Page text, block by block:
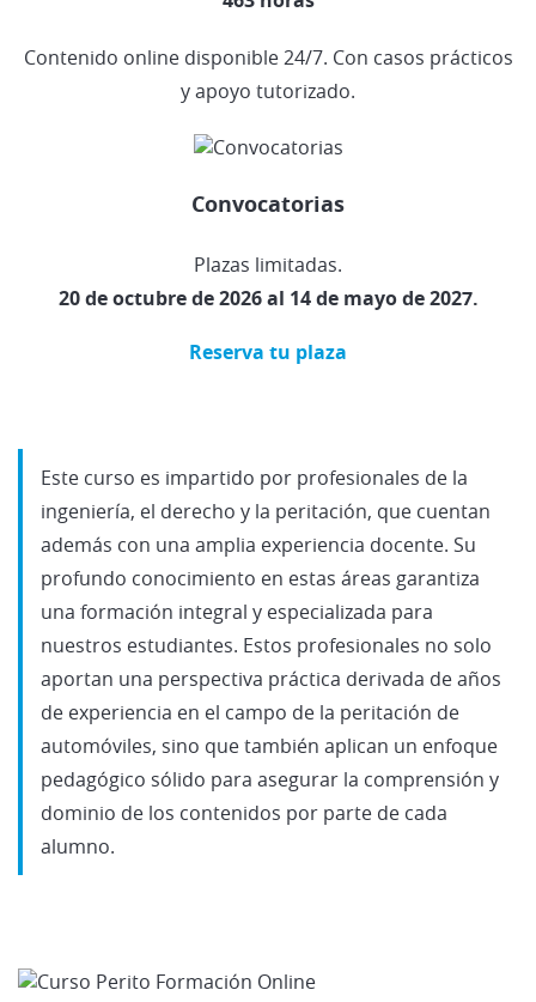
Contenido online disponible 24/7. Con casos prácticos
y apoyo tutorizado.
Convocatorias
Plazas limitadas.
20 de octubre de 2026 al 14 de mayo de 2027.
Reserva tu plaza
Este curso es impartido por profesionales de la
ingeniería, el derecho y la peritación, que cuentan
además con una amplia experiencia docente. Su
profundo conocimiento en estas áreas garantiza
una formación integral y especializada para
nuestros estudiantes. Estos profesionales no solo
aportan una perspectiva práctica derivada de años
de experiencia en el campo de la peritación de
automóviles, sino que también aplican un enfoque
pedagógico sólido para asegurar la comprensión y
dominio de los contenidos por parte de cada
alumno.